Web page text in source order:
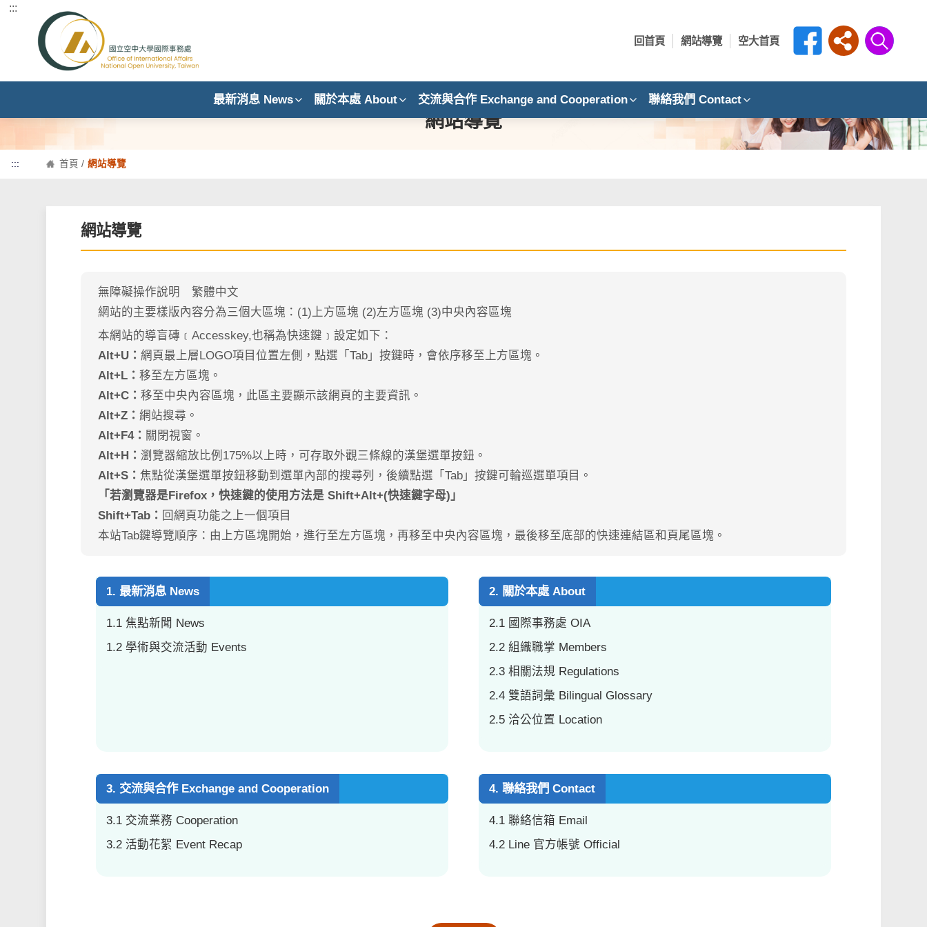
跳到主要內容區塊
:::
回首頁 網站導覽 空大首頁
最新消息 News 關於本處 About 交流與合作 Exchange and Cooperation 聯絡我們 Contact
網站導覽
::: 首頁 / 網站導覽
網站導覽
無障礙操作說明 繁體中文
網站的主要樣版內容分為三個大區塊：(1)上方區塊 (2)左方區塊 (3)中央內容區塊
本網站的導盲磚﹝Accesskey,也稱為快速鍵﹞設定如下：
Alt+U：網頁最上層LOGO項目位置左側，點選「Tab」按鍵時，會依序移至上方區塊。
Alt+L：移至左方區塊。
Alt+C：移至中央內容區塊，此區主要顯示該網頁的主要資訊。
Alt+Z：網站搜尋。
Alt+F4： 關閉視窗。
Alt+H：瀏覽器縮放比例175%以上時，可存取外觀三條線的漢堡選單按鈕。
Alt+S：焦點從漢堡選單按鈕移動到選單內部的搜尋列，後續點選「Tab」按鍵可輪巡選單項目。
「若瀏覽器是Firefox，快速鍵的使用方法是 Shift+Alt+(快速鍵字母)」
Shift+Tab： 回網頁功能之上一個項目
本站Tab鍵導覽順序：由上方區塊開始，進行至左方區塊，再移至中央內容區塊，最後移至底部的快速連結區和頁尾區塊。
1. 最新消息 News
1.1 焦點新聞 News
1.2 學術與交流活動 Events
2. 關於本處 About
2.1 國際事務處 OIA
2.2 組織職掌 Members
2.3 相關法規 Regulations
2.4 雙語詞彙 Bilingual Glossary
2.5 洽公位置 Location
3. 交流與合作 Exchange and Cooperation
3.1 交流業務 Cooperation
3.2 活動花絮 Event Recap
4. 聯絡我們 Contact
4.1 聯絡信箱 Email
4.2 Line 官方帳號 Official